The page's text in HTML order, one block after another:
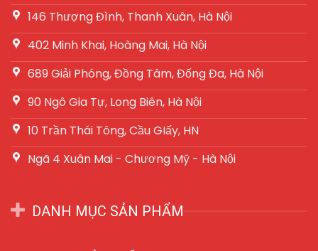
146 Thượng Đình, Thanh Xuân, Hà Nội
402 Minh Khai, Hoàng Mai, Hà Nội
689 Giải Phóng, Đồng Tâm, Đống Đa, Hà Nội
90 Ngô Gia Tự, Long Biên, Hà Nội
10 Trần Thái Tông, Cầu GIấy, HN
Ngã 4 Xuân Mai - Chương Mỹ - Hà Nội
DANH MỤC SẢN PHẨM